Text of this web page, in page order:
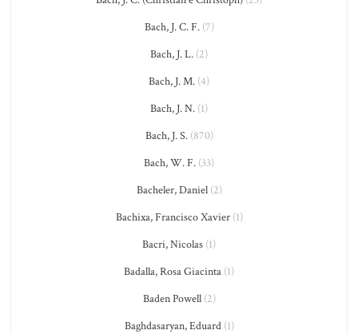
Bach, J. C. F.(7)
Bach, J. L. (2)
Bach, J. M. (4)
Bach, J. N. (1)
Bach, J. S.(870)
Bach, W. F. (33)
Bacheler, Daniel(2)
Bachixa, Francisco Xavier(1)
Bacri, Nicolas (1)
Badalla, Rosa Giacinta (1)
Baden Powell(2)
Baghdasaryan, Eduard(1)